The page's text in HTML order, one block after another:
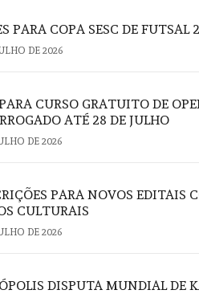
PARA COPA SESC DE FUTSAL
DE 2026
CURSO GRATUITO DE
ATÉ 28 DE JULHO
DE 2026
PARA NOVOS EDITAIS
CULTURAIS
DE 2026
DISPUTA MUNDIAL DE